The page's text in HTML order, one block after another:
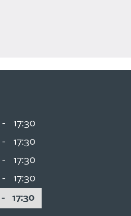
-
17:30
-
17:30
-
17:30
- 17:30
- 17:30